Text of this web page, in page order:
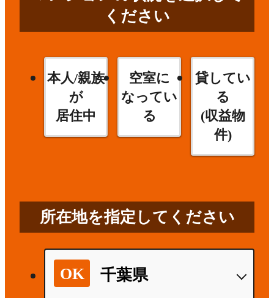
ください
本人/親族
が
居住中
空室に
なってい
る
貸してい
る
(収益物
件)
所在地を指定してください